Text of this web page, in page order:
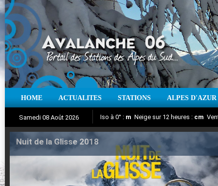
HOME ACTUALITES STATIONS ALPES D'AZUR
Samedi 08 Août 2026 Iso à 0° : m Neige sur 12 heures : cm
Nuit de la Glisse 2018